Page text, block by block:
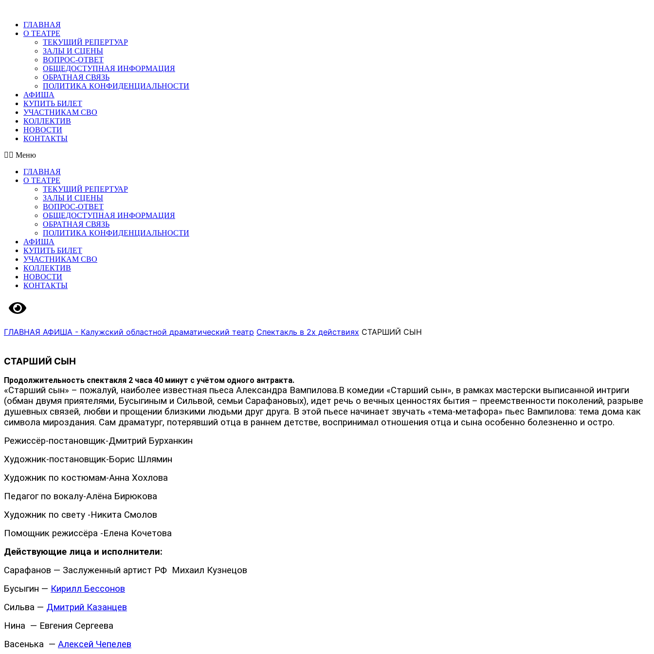
ГЛАВНАЯ
О ТЕАТРЕ
ТЕКУЩИЙ РЕПЕРТУАР
ЗАЛЫ И СЦЕНЫ
ВОПРОС-ОТВЕТ
ОБЩЕДОСТУПНАЯ ИНФОРМАЦИЯ
ОБРАТНАЯ СВЯЗЬ
ПОЛИТИКА КОНФИДЕНЦИАЛЬНОСТИ
АФИША
КУПИТЬ БИЛЕТ
УЧАСТНИКАМ СВО
КОЛЛЕКТИВ
НОВОСТИ
КОНТАКТЫ
Меню
ГЛАВНАЯ
О ТЕАТРЕ
ТЕКУЩИЙ РЕПЕРТУАР
ЗАЛЫ И СЦЕНЫ
ВОПРОС-ОТВЕТ
ОБЩЕДОСТУПНАЯ ИНФОРМАЦИЯ
ОБРАТНАЯ СВЯЗЬ
ПОЛИТИКА КОНФИДЕНЦИАЛЬНОСТИ
АФИША
КУПИТЬ БИЛЕТ
УЧАСТНИКАМ СВО
КОЛЛЕКТИВ
НОВОСТИ
КОНТАКТЫ
ГЛАВНАЯ АФИША - Калужский областной драматический театр Спектакль в 2х действиях СТАРШИЙ СЫН
СТАРШИЙ СЫН
Продолжительность спектакля 2 часа 40 минут с учётом одного антракта.
«Старший сын» – пожалуй, наиболее известная пьеса Александра Вампилова.В комедии «Старший сын», в рамках мастерски выписанной интриги
(обман двумя приятелями, Бусыгиным и Сильвой, семьи Сарафановых), идет речь о вечных ценностях бытия – преемственности поколений, разрыве
душевных связей, любви и прощении близкими людьми друг друга. В этой пьесе начинает звучать «тема-метафора» пьес Вампилова: тема дома как
символа мироздания. Сам драматург, потерявший отца в раннем детстве, воспринимал отношения отца и сына особенно болезненно и остро.
Режиссёр-постановщик-Дмитрий Бурханкин
Художник-постановщик-Борис Шлямин
Художник по костюмам-Анна Хохлова
Педагог по вокалу-Алёна Бирюкова
Художник по свету -Никита Смолов
Помощник режиссёра -Елена Кочетова
Действующие лица и исполнители:
Сарафанов — Заслуженный артист РФ Михаил Кузнецов
Бусыгин — Кирилл Бессонов
Сильва — Дмитрий Казанцев
Нина — Евгения Сергеева
Васенька — Алексей Чепелев